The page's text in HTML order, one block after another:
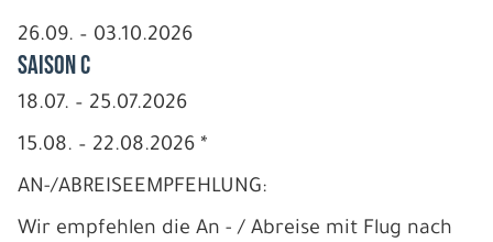
26.09. – 03.10.2026
Saison C
18.07. – 25.07.2026
15.08. – 22.08.2026 *
AN-/ABREISEEMPFEHLUNG:
Wir empfehlen die An - / Abreise mit Flug nach